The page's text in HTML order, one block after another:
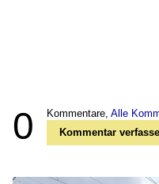
0 Kommentare, Alle
Kommentar